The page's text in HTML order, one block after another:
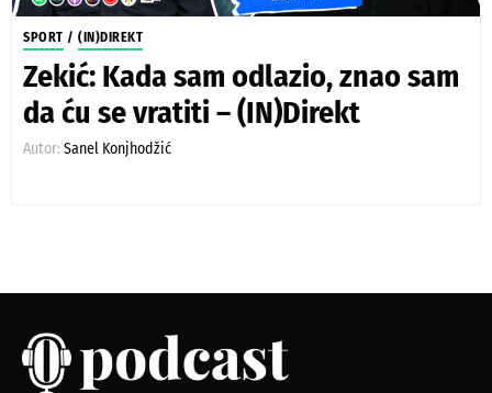
SPORT / (IN)DIREKT
Zekić: Kada sam odlazio, znao sam
da ću se vratiti – (IN)Direkt
Autor: Sanel Konjhodžić